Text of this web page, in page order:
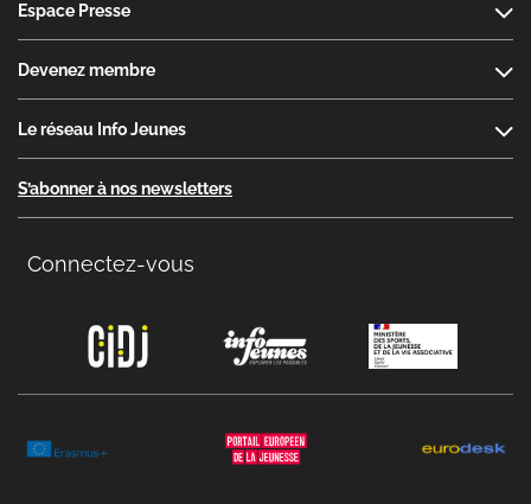
Espace Presse
Devenez membre
Le réseau Info Jeunes
S’abonner à nos newsletters
Connectez-vous